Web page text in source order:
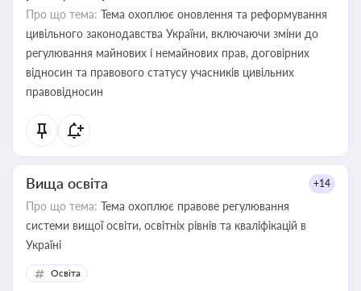
Про що тема: Тема охоплює оновлення та реформування
цивільного законодавства України, включаючи зміни до
регулювання майнових і немайнових прав, договірних
відносин та правового статусу учасників цивільних
правовідносин
Вища освіта +14
Про що тема: Тема охоплює правове регулювання
системи вищої освіти, освітніх рівнів та кваліфікацій в
Україні
Освіта